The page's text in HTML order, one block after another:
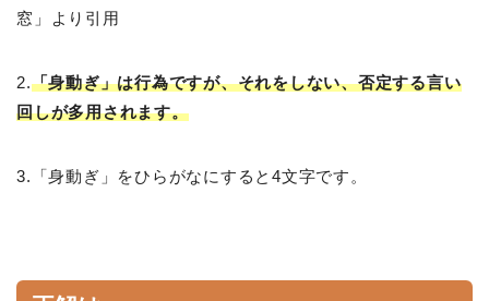
窓」より引用
2.「身動ぎ」は行為ですが、それをしない、否定する言い
回しが多用されます。
3.「身動ぎ」をひらがなにすると4文字です。